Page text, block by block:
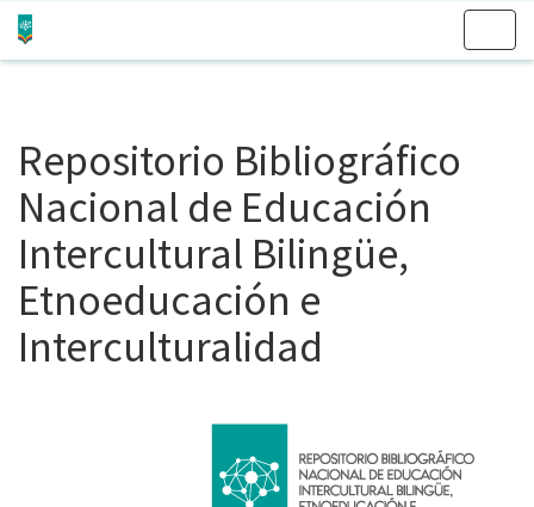
Repositorio Bibliográfico
Nacional de Educación
Intercultural Bilingüe,
Etnoeducación e
Interculturalidad